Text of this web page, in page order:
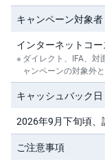
キャンペーン対象者
インターネットコ
ダイレクト、IFA、対
ャンペーンの対象外と
キャッシュバック日
2026年9月下旬頃、
ご注意事項